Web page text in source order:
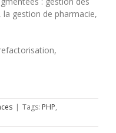
gestion de pharmacie,
| Tags: PHP,